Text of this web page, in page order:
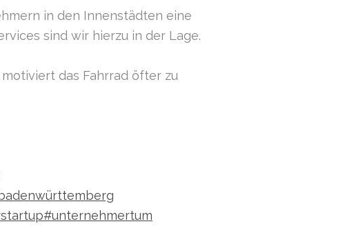
in den Innenstädten eine
sind wir hierzu in der Lage.
das Fahrrad öfter zu
#unternehmertum